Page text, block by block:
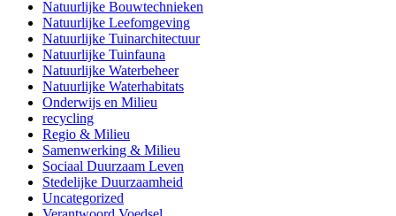
Natuurlijke Bouwtechnieken
Natuurlijke Leefomgeving
Natuurlijke Tuinarchitectuur
Natuurlijke Tuinfauna
Natuurlijke Waterbeheer
Natuurlijke Waterhabitats
Onderwijs en Milieu
recycling
Regio & Milieu
Samenwerking & Milieu
Sociaal Duurzaam Leven
Stedelijke Duurzaamheid
Uncategorized